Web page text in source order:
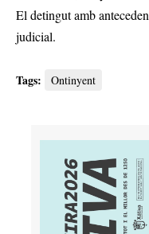
El detingut amb
judicial.
Tags: Ontinyent